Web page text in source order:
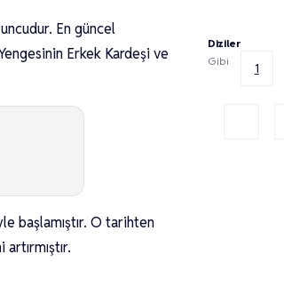
En güncel
Erkek Kardeşi ve
başlamıştır. O tarihten
Diziler
Gibi
1